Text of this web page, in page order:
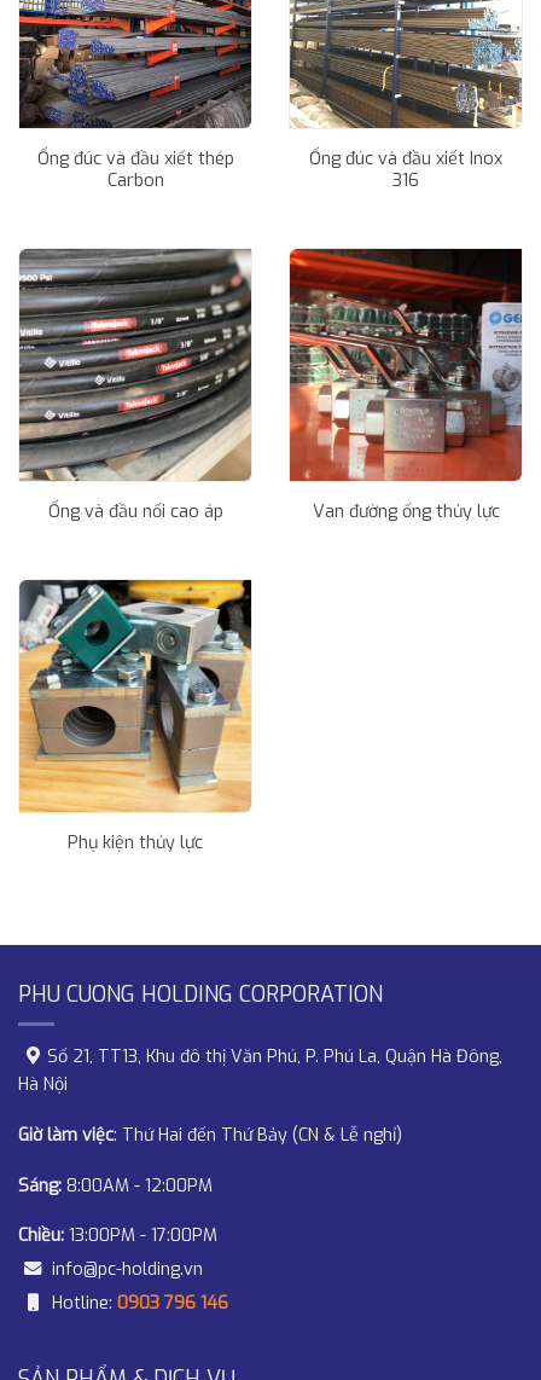
Ống đúc và đầu xiết thép
Carbon
Ống đúc và đầu xiết Inox
316
Ống và đầu nối cao áp Van đường ống thủy lực
Phụ kiện thủy lực
PHU CUONG HOLDING CORPORATION
Số 21, TT13, Khu đô thị Văn Phú, P. Phú La, Quận Hà Đông,
Hà Nội
Giờ làm việc: Thứ Hai đến Thứ Bảy (CN & Lễ nghỉ)
Sáng: 8:00AM - 12:00PM
Chiều: 13:00PM - 17:00PM
info@pc-holding.vn
Hotline: 0903 796 146